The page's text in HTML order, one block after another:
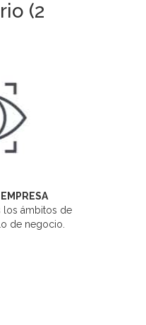
(2
los ámbitos de
de negocio.